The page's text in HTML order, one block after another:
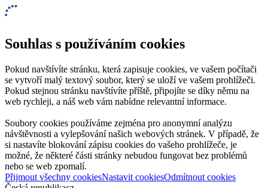
Souhlas s používáním cookies
Pokud navštívíte stránku, která zapisuje cookies, ve vašem počítači
se vytvoří malý textový soubor, který se uloží ve vašem prohlížeči.
Pokud stejnou stránku navštívíte příště, připojíte se díky němu na
web rychleji, a náš web vám nabídne relevantní informace.
Soubory cookies používáme zejména pro anonymní analýzu
návštěvnosti a vylepšování našich webových stránek. V případě, že
si nastavíte blokování zápisu cookies do vašeho prohlížeče, je
možné, že některé části stránky nebudou fungovat bez problémů
nebo se web zpomalí.
Přijmout všechny cookiesNastavit cookiesOdmítnout cookies